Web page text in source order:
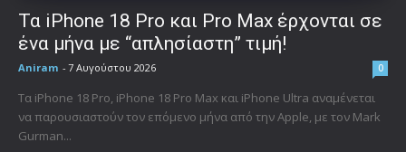
Τα iPhone 18 Pro και Pro Max έρχονται σε
ένα μήνα με “απλησίαστη” τιμή!
Aniram - 7 Αυγούστου 2026 0
Τα iPhone 18 Pro, iPhone 18 Pro Max και iPhone Ultra αναμένεται
να παρουσιαστούν τον επόμενο μήνα από την Apple, με τον Mark
Gurman...